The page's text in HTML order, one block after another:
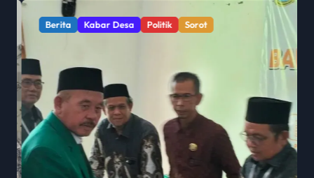
Berita Kabar Desa Politik Sorot